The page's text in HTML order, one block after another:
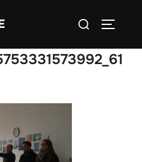
Search